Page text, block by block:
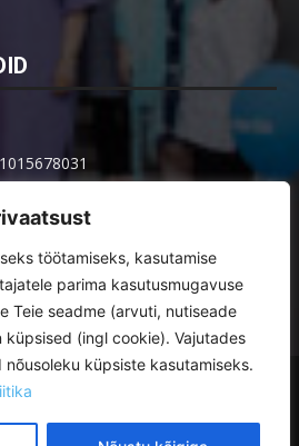
töötamiseks, kasutamise
parima kasutusmugavuse
Teie seadme (arvuti, nutiseade
(ingl cookie). Vajutades
nõusoleku küpsiste kasutamiseks.
paberlehes ja veebis
kasutustingimused